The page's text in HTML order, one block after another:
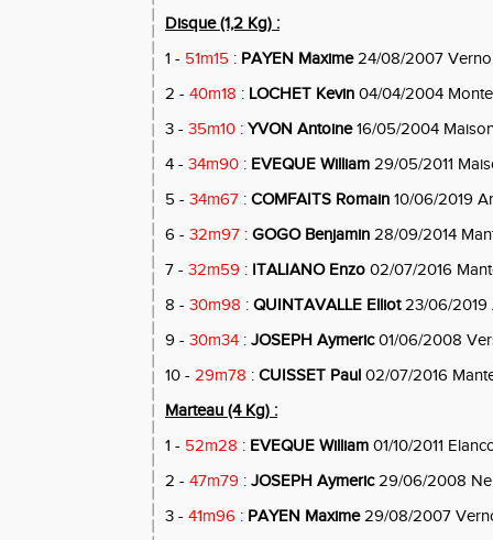
Disque (1,2 Kg) :
1 - 51m15 : PAYEN Maxime24/08/2007
2 - 40m18 : LOCHET Kevin 04/04/2004
3 - 35m10 : YVON Antoine16/05/2004
4 - 34m90 : EVEQUE William 29/05/2011
5 - 34m67 : COMFAITS Romain 10/06/2019
6 - 32m97 : GOGO Benjamin 28/09/2014
7 - 32m59 : ITALIANO Enzo 02/07/2016
8 - 30m98 : QUINTAVALLE Elliot23/06/2019
9 - 30m34 : JOSEPH Aymeric01/06/2008
10 - 29m78 : CUISSET Paul 02/07/2016
Marteau (4 Kg) :
1 - 52m28 : EVEQUE William 01/10/2011
2 - 47m79 : JOSEPH Aymeric29/06/2008
3 - 41m96 : PAYEN Maxime29/08/2007